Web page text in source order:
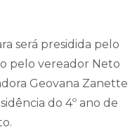
será presidida pelo
pelo vereador Neto
Geovana Zanette
do 4º ano de